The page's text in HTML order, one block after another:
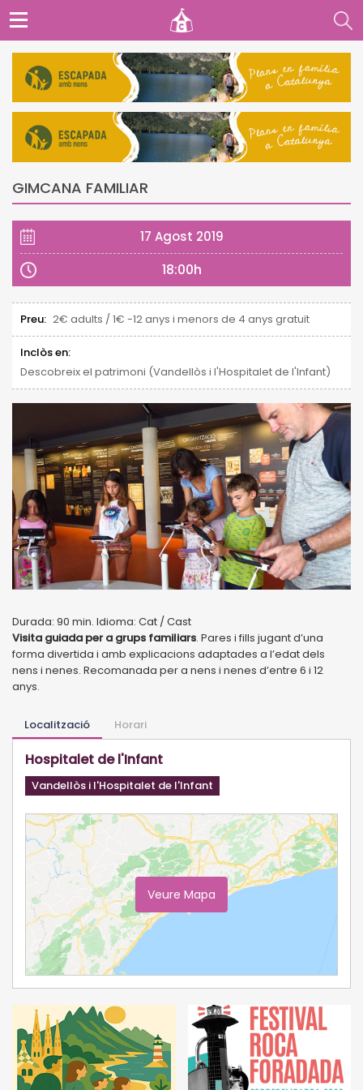
GIMCANA FAMILIAR
17 Agost 2019
18:00h
Preu: 2€ adults / 1€ -12 anys i menors de 4 anys gratuït
Inclòs en:
Descobreix el patrimoni (Vandellòs i l'Hospitalet de l'Infant)
Durada: 90 min. Idioma: Cat / Cast
Visita guiada per a grups familiars. Pares i fills jugant d’una
forma divertida i amb explicacions adaptades a l’edat dels
nens i nenes. Recomanada per a nens i nenes d’entre 6 i 12
anys.
Localització Horari
Hospitalet de l'Infant
Vandellòs i l'Hospitalet de l'Infant
Veure Mapa